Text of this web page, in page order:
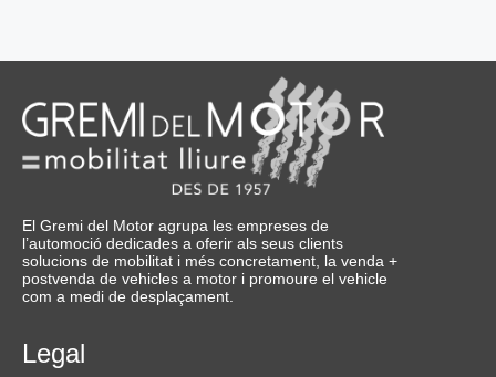
El Gremi del Motor agrupa les empreses de
l’automoció dedicades a oferir als seus clients
solucions de mobilitat i més concretament, la venda +
postvenda de vehicles a motor i promoure el vehicle
com a medi de desplaçament.
Legal